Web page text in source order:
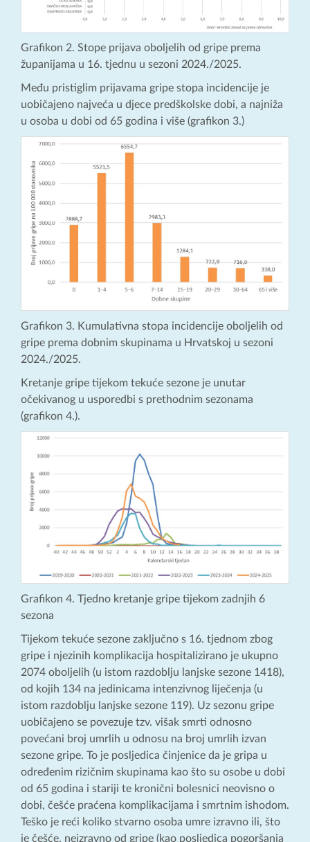
Grafikon 2. Stope prijava oboljelih od gripe prema
županijama u 16. tjednu u sezoni 2024./2025.
Među pristiglim prijavama gripe stopa incidencije je
uobičajeno najveća u djece predškolske dobi, a najniža
u osoba u dobi od 65 godina i više (grafikon 3.)
Grafikon 3. Kumulativna stopa incidencije oboljelih od
gripe prema dobnim skupinama u Hrvatskoj u sezoni
2024./2025.
Kretanje gripe tijekom tekuće sezone je unutar
očekivanog u usporedbi s prethodnim sezonama
(grafikon 4.).
Grafikon 4. Tjedno kretanje gripe tijekom zadnjih 6
sezona
Tijekom tekuće sezone zaključno s 16. tjednom zbog
gripe i njezinih komplikacija hospitalizirano je ukupno
2074 oboljelih (u istom razdoblju lanjske sezone 1418),
od kojih 134 na jedinicama intenzivnog liječenja (u
istom razdoblju lanjske sezone 119). Uz sezonu gripe
uobičajeno se povezuje tzv. višak smrti odnosno
povećani broj umrlih u odnosu na broj umrlih izvan
sezone gripe. To je posljedica činjenice da je gripa u
određenim rizičnim skupinama kao što su osobe u dobi
od 65 godina i stariji te kronični bolesnici neovisno o
dobi, češće praćena komplikacijama i smrtnim ishodom.
Teško je reći koliko stvarno osoba umre izravno ili, što
je češće, neizravno od gripe (kao posljedica pogoršanja